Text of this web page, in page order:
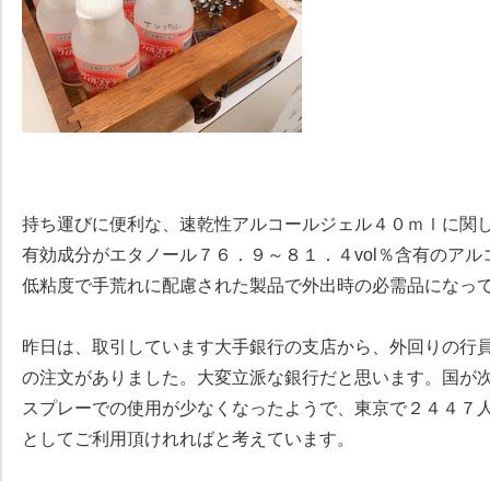
持ち運びに便利な、速乾性アルコールジェル４０ｍｌに関
有効成分がエタノール７６．９～８１．４vol％含有のア
低粘度で手荒れに配慮された製品で外出時の必需品になっ
昨日は、取引しています大手銀行の支店から、外回りの行
の注文がありました。大変立派な銀行だと思います。国が
スプレーでの使用が少なくなったようで、東京で２４４７
としてご利用頂けれればと考えています。